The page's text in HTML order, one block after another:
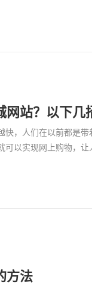
快，人们在以前都是带
可以实现网上购物，让
方法